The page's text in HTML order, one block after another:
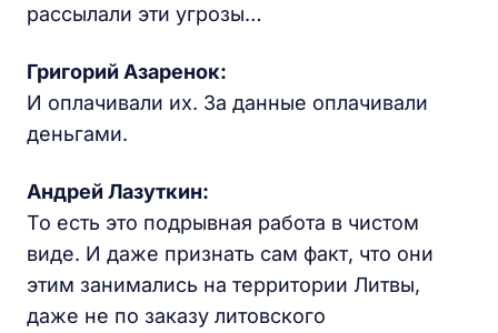
рассылали эти угрозы…
Григорий Азаренок:
И оплачивали их. За данные оплачивали
деньгами.
Андрей Лазуткин:
То есть это подрывная работа в чистом
виде. И даже признать сам факт, что они
этим занимались на территории Литвы,
даже не по заказу литовского